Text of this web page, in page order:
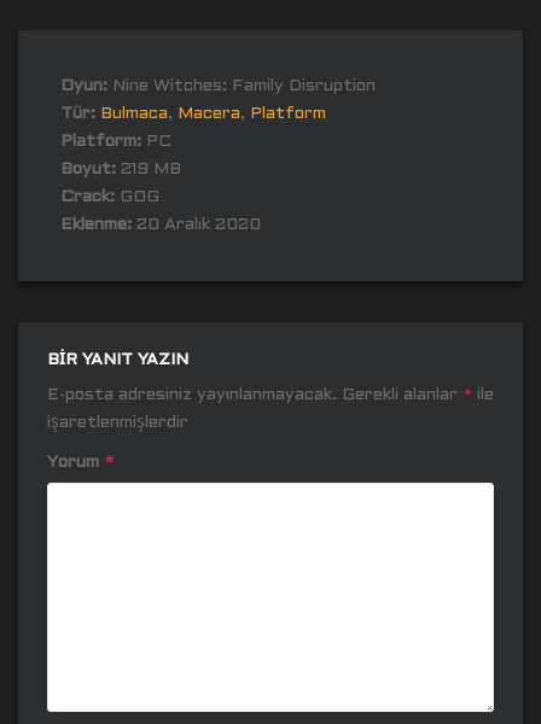
Oyun: Nine Witches: Family Disruption
Tür: Bulmaca, Macera,
Platform
Platform: PC
Boyut: 219 MB
Crack: GOG
Eklenme: 20 Aralık 2020
BIR YANIT YAZIN
E-posta adresiniz yayınlanmayacak. Gerekli alanlar * ile
işaretlenmişlerdir
Yorum *